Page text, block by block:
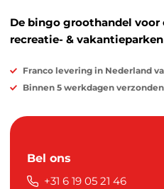
De bingo groothandel
recreatie- & vakantieparken
Franco levering in Nederland
Binnen 5 werkdagen verzonden
Bel ons
+31 6 19 05 21 46